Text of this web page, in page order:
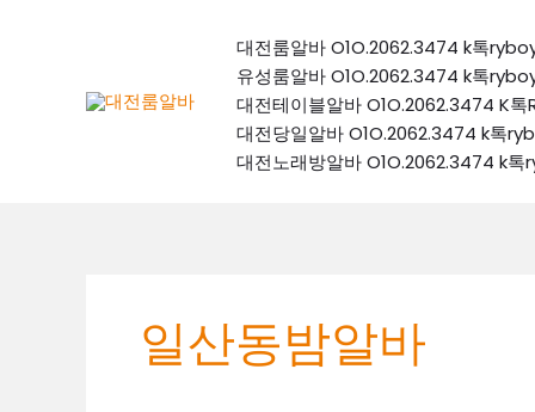
대전룸알바 O1O.2062.3474 k톡
유성룸알바 O1O.2062.3474 k톡
대전테이블알바 O1O.2062.3474 K
대전당일알바 O1O.2062.3474 k톡
대전노래방알바 O1O.2062.3474 k
일산동밤알바